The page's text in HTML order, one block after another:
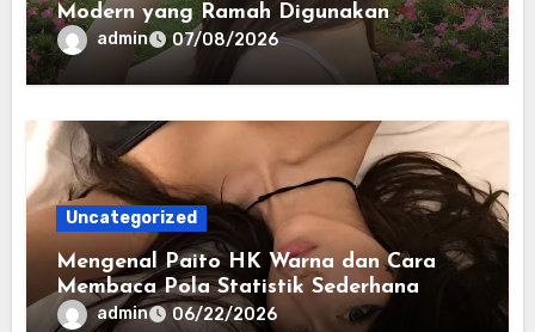
Modern yang Ramah Digunakan
admin 07/08/2026
Uncategorized
Mengenal Paito HK Warna dan Cara
Membaca Pola Statistik Sederhana
admin 06/22/2026